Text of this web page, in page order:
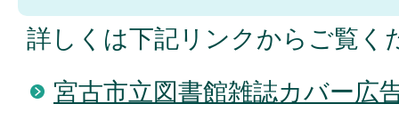
詳しくは下記リンクからご覧く
宮古市立図書館雑誌カバー広